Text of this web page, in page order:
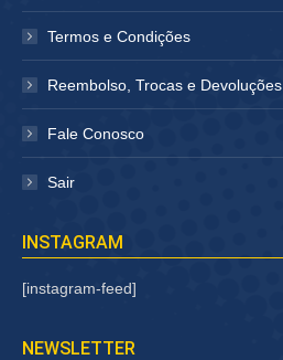
Termos e Condições
Reembolso, Trocas e Devoluções
Fale Conosco
Sair
INSTAGRAM
[instagram-feed]
NEWSLETTER